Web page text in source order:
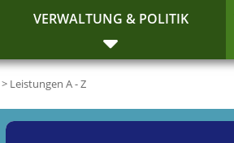
VERWALTUNG & POLITIK
> Leistungen A - Z